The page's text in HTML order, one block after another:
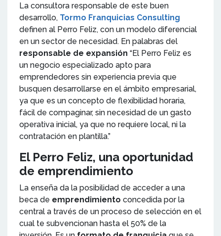
La consultora responsable de este buen
desarrollo, Tormo Franquicias Consulting
definen al Perro Feliz, con un modelo diferencial
en un sector de necesidad. En palabras del
responsable de expansión “El Perro Feliz es
un negocio especializado apto para
emprendedores sin experiencia previa que
busquen desarrollarse en el ámbito empresarial,
ya que es un concepto de flexibilidad horaria,
fácil de compaginar, sin necesidad de un gasto
operativa inicial, ya que no requiere local, ni la
contratación en plantilla.”
El Perro Feliz, una oportunidad
de emprendimiento
La enseña da la posibilidad de acceder a una
beca de emprendimiento concedida por la
central a través de un proceso de selección en el
cual te subvencionan hasta el 50% de la